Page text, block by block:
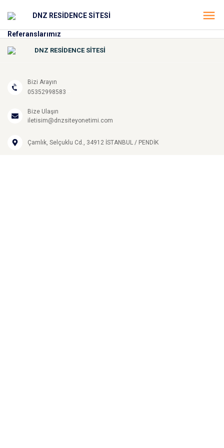
DNZ RESİDENCE SİTESİ
Referanslarımız
DNZ RESİDENCE SİTESİ
Bizi Arayın
05352998583
Bize Ulaşın
iletisim@dnzsiteyonetimi.com
Çamlık, Selçuklu Cd., 34912 İSTANBUL / PENDİK